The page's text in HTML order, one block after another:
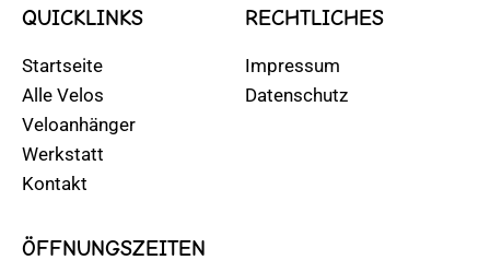
QUICKLINKS
Startseite
Alle Velos
Veloanhänger
Werkstatt
Kontakt
RECHTLICHES
Impressum
Datenschutz
ÖFFNUNGSZEITEN